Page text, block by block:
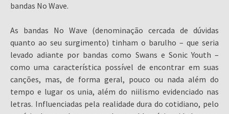
bandas No Wave.
As bandas No Wave (denominação cercada de dúvidas
quanto ao seu surgimento) tinham o barulho – que seria
levado adiante por bandas como Swans e Sonic Youth –
como uma característica possível de encontrar em suas
canções, mas, de forma geral, pouco ou nada além do
tempo e lugar os unia, além do niilismo evidenciado nas
letras. Influenciadas pela realidade dura do cotidiano, pelo